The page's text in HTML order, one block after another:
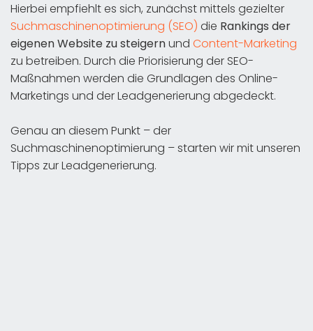
Hierbei empfiehlt es sich, zunächst mittels gezielter
Suchmaschinenoptimierung (SEO) die Rankings der
eigenen Website zu steigernund Content-Marketing
zu betreiben. Durch die Priorisierung der SEO-
Maßnahmen werden die Grundlagen des Online-
Marketings und der Leadgenerierung abgedeckt.
Genau an diesem Punkt – der
Suchmaschinenoptimierung – starten wir mit unseren
Tipps zur Leadgenerierung.